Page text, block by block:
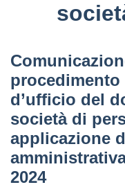
d’ufficio del
società di
applicazione
2024